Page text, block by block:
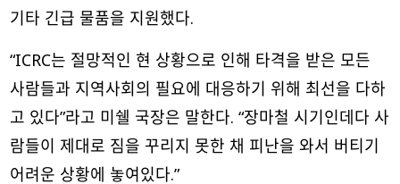
기타 긴급 물품을 지원했다.
“ICRC는 절망적인 현 상황으로 인해 타격을 받은 모든
사람들과 지역사회의 필요에 대응하기 위해 최선을 다하
고 있다”라고 미쉘 국장은 말한다. “장마철 시기인데다 사
람들이 제대로 짐을 꾸리지 못한 채 피난을 와서 버티기
어려운 상황에 놓여있다.”